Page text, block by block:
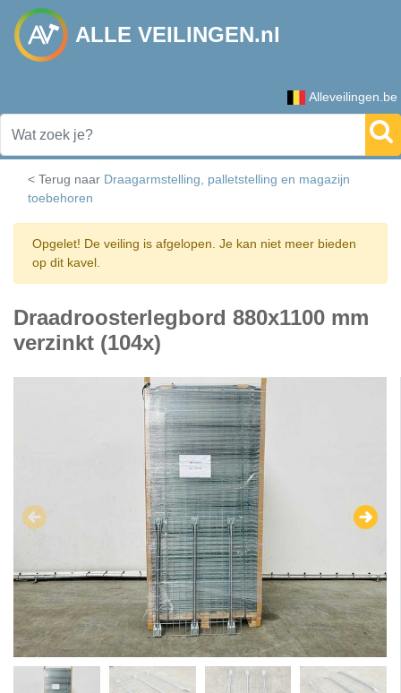
ALLE VEILINGEN.nl
Alleveilingen.be
< Terug naar Draagarmstelling, palletstelling en magazijn
toebehoren
Opgelet! De veiling is afgelopen. Je kan niet meer bieden
op dit kavel.
Draadroosterlegbord 880x1100 mm
verzinkt (104x)